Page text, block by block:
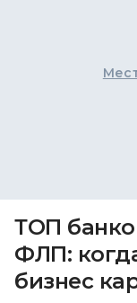
ТОП
ФЛП:
бизнес